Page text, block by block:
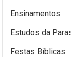
Ensinamentos
Estudos da
Festas Bíblicas